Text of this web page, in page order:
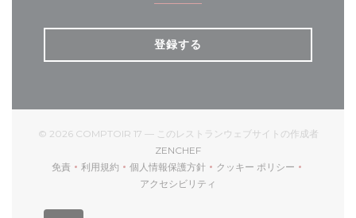
登録する
© 2026 COMPTOIR 17 — このレストランウェブサイトの作成者
ZENCHEF((新しいウィンドウで開きます))
免責
((新しいウィンドウで開きます))
利用規約
((新しいウィンドウで開きます))
個人情報保護方針
((新しいウィンドウで開きます))
クッキー ポリシー
((新しいウィンドウで
アクセシビリティ
((新しいウィンドウで開きます))